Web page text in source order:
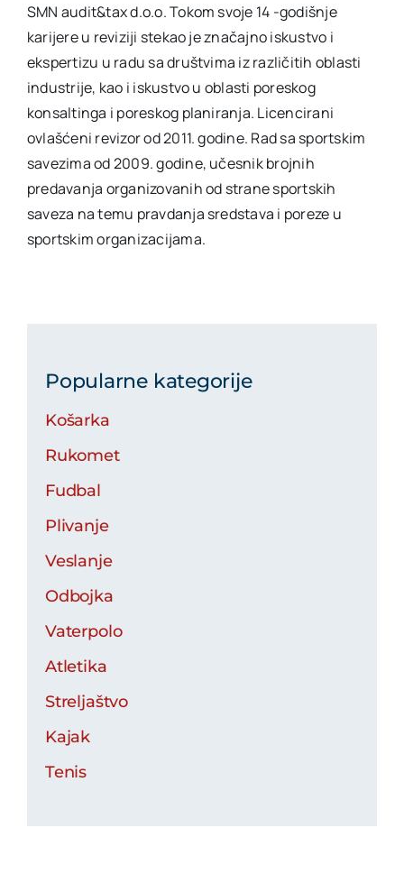
SMN audit&tax d.o.o. Tokom svoje 14 -godišnje
karijere u reviziji stekao je značajno iskustvo i
ekspertizu u radu sa društvima iz različitih oblasti
industrije, kao i iskustvo u oblasti poreskog
konsaltinga i poreskog planiranja. Licencirani
ovlašćeni revizor od 2011. godine. Rad sa sportskim
savezima od 2009. godine, učesnik brojnih
predavanja organizovanih od strane sportskih
saveza na temu pravdanja sredstava i poreze u
sportskim organizacijama.
Popularne kategorije
Košarka
Rukomet
Fudbal
Plivanje
Veslanje
Odbojka
Vaterpolo
Atletika
Streljaštvo
Kajak
Tenis